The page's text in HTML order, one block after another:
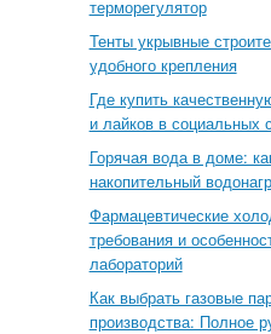
терморегулятор
Тенты укрывные
удобного крепления
Где купить
и лайков в социальных
Горячая вода в доме:
накопительный
Фармацевтические
требования и
лабораторий
Как выбрать газовые
производства: Полное